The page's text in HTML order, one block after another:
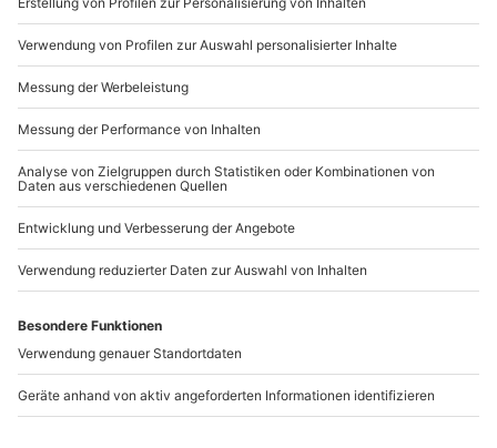
Artikelnummer:61530
Andere Produkte entdecken
BESTSELLER
Malkurs - Banksy
Street-Art
zweit